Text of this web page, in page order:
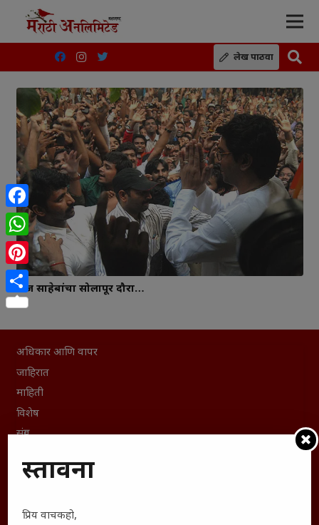
लेख पाठवा
राज साहेबांचा सोलापूर दौरा…
अधिकार आणि वापर
जाहिरात
माहिती
विशेष
संग्रह
English To Hindi
Polls Archive
Facebook
WhatsApp
Pinterest
Share
प्रस्तावना
प्रिय वाचकहो,